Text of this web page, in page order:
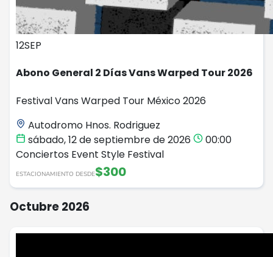
12SEP
Abono General 2 Días Vans Warped Tour 2026
Festival Vans Warped Tour México 2026
Autodromo Hnos. Rodriguez
sábado, 12 de septiembre de 2026
00:00
Conciertos Event Style Festival
ESTACIONAMIENTO DESDE$300
Octubre 2026